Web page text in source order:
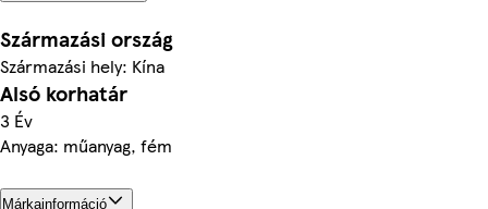
Származási ország
Származási hely: Kína
Alsó korhatár
3 Év
Anyaga: műanyag, fém
Márkainformáció